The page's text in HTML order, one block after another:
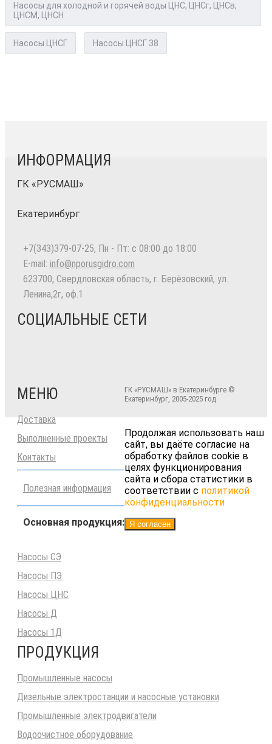
Насосы для холодной и горячей воды ЦНС, ЦНСг, ЦНСв,
ЦНСМ, ЦНСН
Насосы ЦНСГ Насосы ЦНСГ 38
ИНФОРМАЦИЯ
ГК «РУСМАШ»
Екатеринбург
+7(343)379-07-25, Пн - Пт: с 08:00 до 18:00
E-mail: info@nporusgidro.com
623700, Свердловская область, г. Берёзовский, ул.
Ленина,2г, оф.1
СОЦИАЛЬНЫЕ СЕТИ
МЕНЮ
Доставка
Выполненные проекты
Контакты
Полезная информация
Основная продукция:
Насосы СЭ
Насосы ПЭ
Насосы ЦНС
Насосы Д
Насосы 1Д
ПРОДУКЦИЯ
Промышленные насосы
Дизельные электростанции и насосные установки
Промышленные электродвигатели
Водоочистное оборудование
ГК «РУСМАШ» в Екатеринбурге ©
Екатеринбург, 2005-2025 год
Продолжая использовать наш
сайт, вы даёте согласие на
обработку файлов cookie в
целях функционирования
сайта и сбора статистики в
соответствии с политикой
конфиденциальности
Я согласен